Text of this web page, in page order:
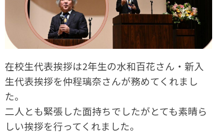
在校生代表挨拶は2年生の水和百花さん・新入
生代表挨拶を仲程璃奈さんが務めてくれまし
た。
二人とも緊張した面持ちでしたがとても素晴ら
しい挨拶を行ってくれました。